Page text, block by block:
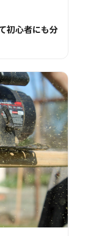
初心者にも分